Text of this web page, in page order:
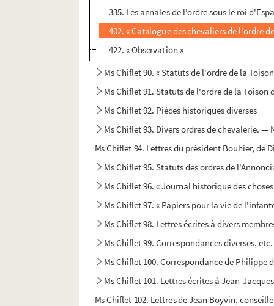
335. Les annales de l'ordre sous le roi
402. « Catalogue des chevaliers de l'ordre
422. « Observation »
Ms Chiflet 90. « Statuts de l'ordre de la
Ms Chiflet 91. Statuts de l'ordre de la Toison
Ms Chiflet 92. Pièces historiques diverses
Ms Chiflet 93. Divers ordres de chevalerie.
Ms Chiflet 94. Lettres du président Bouhier,
Ms Chiflet 95. Statuts des ordres de
Ms Chiflet 96. « Journal historique des
Ms Chiflet 97. « Papiers pour la vie de
Ms Chiflet 98. Lettres écrites à divers
Ms Chiflet 99. Correspondances diverses, etc.
Ms Chiflet 100. Correspondance de
Ms Chiflet 101. Lettres écrites à Jean-
Ms Chiflet 102. Lettres de Jean Boyvin,